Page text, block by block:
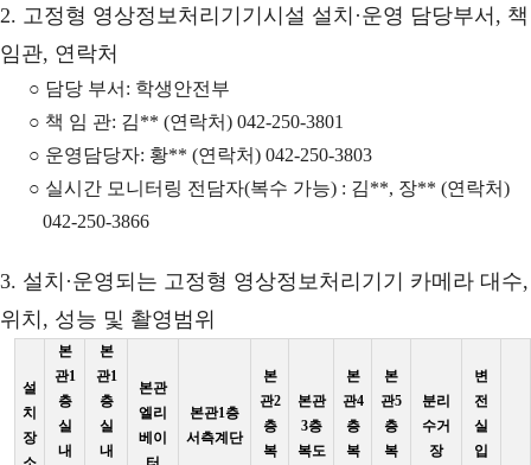
2. 고정형 영상정보처리기기시설 설치·운영 담당부서, 책
임관, 연락처
○ 담당 부서: 학생안전부
○ 책 임 관: 김** (연락처) 042-250-3801
○ 운영담당자: 황** (연락처) 042-250-3803
○ 실시간 모니터링 전담자(복수 가능) : 김**, 장** (연락처)
042-250-3866
3. 설치·운영되는 고정형 영상정보처리기기 카메라 대수,
위치, 성능 및 촬영범위
설
치
장
본
관1
층
실
내
본
관1
층
실
내
본관
엘리
베이
본관1층
서측계단
본
관2
층
복
본관
3층
복도
본
관4
층
복
본
관5
층
복
분리
수거
장
변
전
실
입